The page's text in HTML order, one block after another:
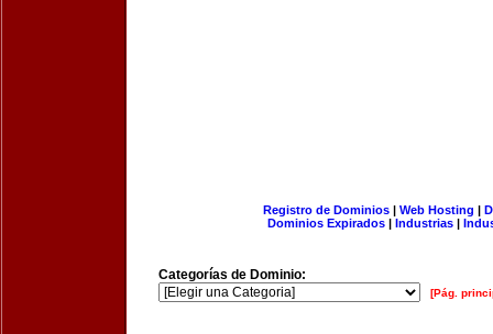
Registro de Dominios| Web Hosting |
Dominios Expirados | Industrias |
Categorías de Dominio:
[Pág.